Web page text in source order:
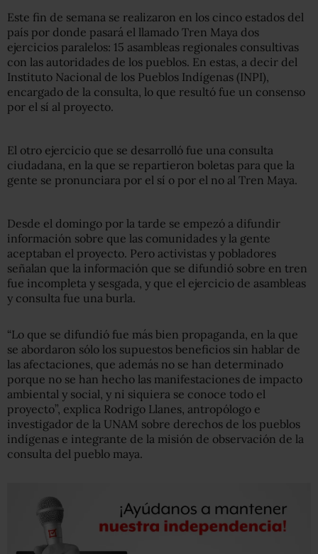
Este fin de semana se realizaron en los cinco estados del
país por donde pasará el llamado Tren Maya dos
ejercicios paralelos: 15 asambleas regionales consultivas
con las autoridades de los pueblos. En estas, a decir del
Instituto Nacional de los Pueblos Indígenas (INPI),
encargado de la consulta, lo que resultó fue un consenso
por el sí al proyecto.
El otro ejercicio que se desarrolló fue una consulta
ciudadana, en la que se repartieron boletas para que la
gente se pronunciara por el sí o por el no al Tren Maya.
Desde el domingo por la tarde se empezó a difundir
información sobre que las comunidades y la gente
aceptaban el proyecto. Pero activistas y pobladores
señalan que la información que se difundió sobre en tren
fue incompleta y sesgada, y que el ejercicio de asambleas
y consulta fue una burla.
“Lo que se difundió fue más bien propaganda, en la que
se abordaron sólo los supuestos beneficios sin hablar de
las afectaciones, que además no se han determinado
porque no se han hecho las manifestaciones de impacto
ambiental y social, y ni siquiera se conoce todo el
proyecto”, explica Rodrigo Llanes, antropólogo e
investigador de la UNAM sobre derechos de los pueblos
indígenas e integrante de la misión de observación de la
consulta del pueblo maya.